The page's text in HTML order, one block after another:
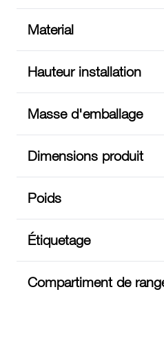
Material
Hauteur installation
Masse d'emballage
Dimensions produit
Poids
Étiquetage
Compartiment de